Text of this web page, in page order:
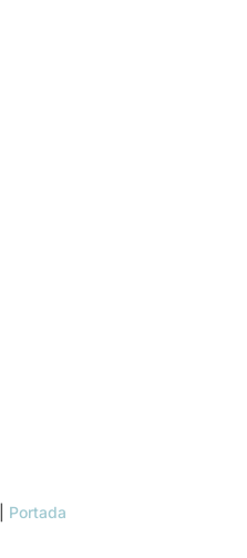
Portada